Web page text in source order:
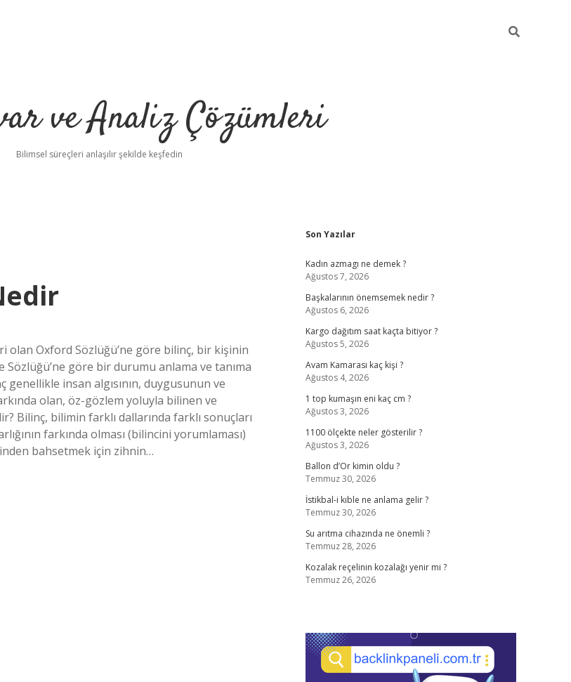
ve Analiz Çözümleri
Bilimsel süreçleri anlaşılır şekilde keşfedin
olan Oxford Sözlüğü’ne göre bilinç, bir kişinin
Sözlüğü’ne göre bir durumu anlama ve tanıma
genellikle insan algısının, duygusunun ve
olan, öz-gözlem yoluyla bilinen ve
Bilinç, bilimin farklı dallarında farklı sonuçları
farkında olması (bilincini yorumlaması)
bahsetmek için zihnin…
Sidebar
Son Yazılar
Kadın azmagı ne demek ?
Ağustos 7, 2026
Başkalarının önemsemek nedir ?
Ağustos 6, 2026
Kargo dağıtım saat kaçta bitiyor ?
Ağustos 5, 2026
Avam Kamarası kaç kişi ?
Ağustos 4, 2026
1 top kumaşın eni kaç cm ?
Ağustos 3, 2026
1100 ölçekte neler gösterilir ?
Ağustos 3, 2026
Ballon d’Or kimin oldu ?
Temmuz 30, 2026
İstikbal-i kıble ne anlama gelir ?
Temmuz 30, 2026
Su arıtma cihazında ne önemli ?
Temmuz 28, 2026
Kozalak reçelinin kozalağı yenir mi ?
Temmuz 26, 2026